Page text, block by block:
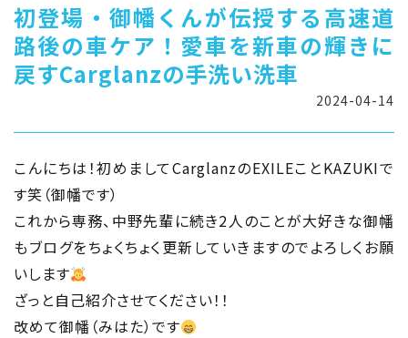
初登場・御幡くんが伝授する高速道
路後の車ケア！愛車を新車の輝きに
戻すCarglanzの手洗い洗車
2024-04-14
こんにちは！初めましてCarglanzのEXILEことKAZUKIで
す笑（御幡です）
これから専務、中野先輩に続き2人のことが大好きな御幡
もブログをちょくちょく更新していきますのでよろしくお願
いします
ざっと自己紹介させてください！！
改めて御幡（みはた）です